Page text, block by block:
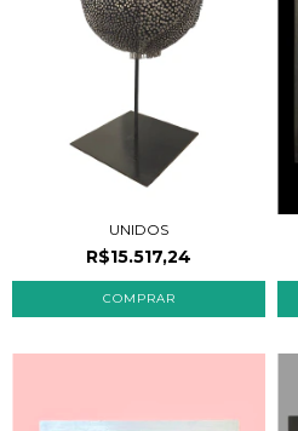
UNIDOS
R$15.517,24